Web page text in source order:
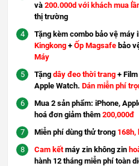
và 200.000d với khách mua
thị trường
Tặng kèm combo bảo vệ máy
Kingkong + Ốp Magsafe bảo
Máy
Tặng dây đeo thời trang +
Apple Watch. Dán miễn phí
Mua 2 sản phẩm: iPhone,
hoá đơn giảm thêm 200,000đ
Miễn phí dùng thử trong 168h,
Cam kếtmáy zin không zin
hành 12 tháng miễn phí toàn